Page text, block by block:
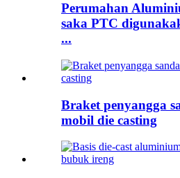
Perumahan
saka PTC
...
Braket penyangga
mobil die casting